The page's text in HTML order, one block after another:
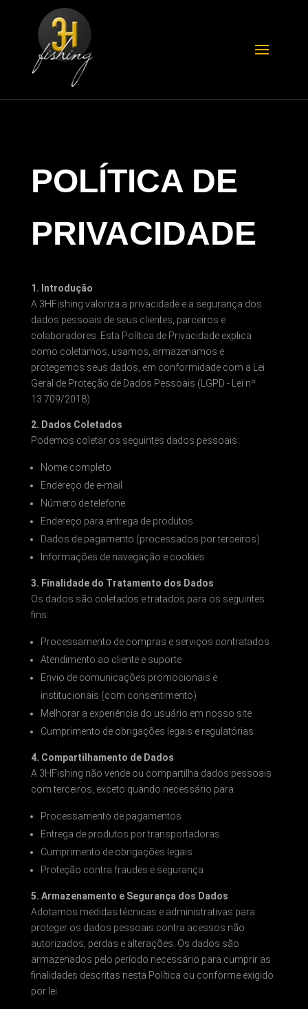
POLÍTICA DE
PRIVACIDADE
1. Introdução
A 3HFishing valoriza a privacidade e a segurança dos
dados pessoais de seus clientes, parceiros e
colaboradores. Esta Política de Privacidade explica
como coletamos, usamos, armazenamos e
protegemos seus dados, em conformidade com a Lei
Geral de Proteção de Dados Pessoais (LGPD - Lei nº
13.709/2018).
2. Dados Coletados
Podemos coletar os seguintes dados pessoais:
Nome completo
Endereço de e-mail
Número de telefone
Endereço para entrega de produtos
Dados de pagamento (processados por terceiros)
Informações de navegação e cookies
3. Finalidade do Tratamento dos Dados
Os dados são coletados e tratados para os seguintes
fins:
Processamento de compras e serviços contratados
Atendimento ao cliente e suporte
Envio de comunicações promocionais e
institucionais (com consentimento)
Melhorar a experiência do usuário em nosso site
Cumprimento de obrigações legais e regulatórias
4. Compartilhamento de Dados
A 3HFishing não vende ou compartilha dados pessoais
com terceiros, exceto quando necessário para:
Processamento de pagamentos
Entrega de produtos por transportadoras
Cumprimento de obrigações legais
Proteção contra fraudes e segurança
5. Armazenamento e Segurança dos Dados
Adotamos medidas técnicas e administrativas para
proteger os dados pessoais contra acessos não
autorizados, perdas e alterações. Os dados são
armazenados pelo período necessário para cumprir as
finalidades descritas nesta Política ou conforme exigido
por lei.